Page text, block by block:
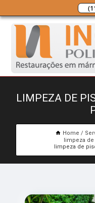
LIMPEZA DE
Home
limpeza
limpeza de